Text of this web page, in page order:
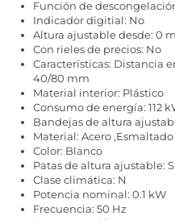
Función de
Indicador digitial: No
Altura ajustable desde: 0
Con rieles de precios: No
Características: Distancia
40/80 mm
Material interior: Plástico
Consumo de energía: 112
Bandejas de altura
Material: Acero ,Esmaltado
Color: Blanco
Patas de altura ajustable:
Clase climática: N
Potencia nominal: 0.1 kW
Frecuencia: 50 Hz